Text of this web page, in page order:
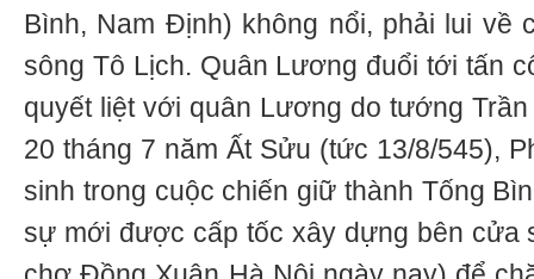
Bình, Nam Định) không nổi, phải lui về
sông Tô Lịch. Quân Lương đuổi tới tấn
quyết liệt với quân Lương do tướng
20 tháng 7 năm Ất Sửu (tức 13/8/545),
sinh trong cuộc chiến giữ thành Tống
sự mới được cấp tốc xây dựng bên cửa